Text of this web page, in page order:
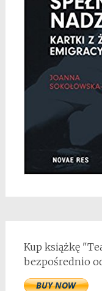
Kup książkę
bezpośrednio